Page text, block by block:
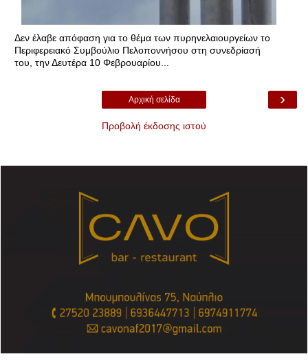
Δεν έλαβε απόφαση για το θέμα των πυρηνελαιουργείων το
Περιφερειακό Συμβούλιο Πελοποννήσου στη συνεδρίασή
του, την Δευτέρα 10 Φεβρουαρίου...
›
Αρχική σελίδα
Προβολή έκδοσης ιστού